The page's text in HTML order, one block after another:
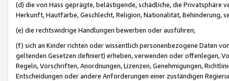
(d) die von Hass geprägte, belästigende, schädliche, die Privatsphäre
Herkunft, Hautfarbe, Geschlecht, Religion, Nationalität, Behinderung,
(e) die rechtswidrige Handlungen bewerben oder ausführen;
(f) sich an Kinder richten oder wissentlich personenbezogene Daten
geltenden Gesetzen definiert) erheben, verwenden oder offenlegen,
Regeln, Vorschriften, Anordnungen, Lizenzen, Genehmigungen,
Entscheidungen oder andere Anforderungen einer zuständigen